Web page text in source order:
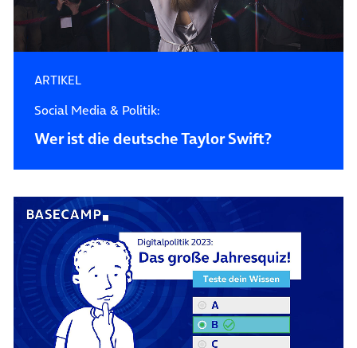
ARTIKEL
Social Media & Politik:
Wer ist die deutsche Taylor Swift?